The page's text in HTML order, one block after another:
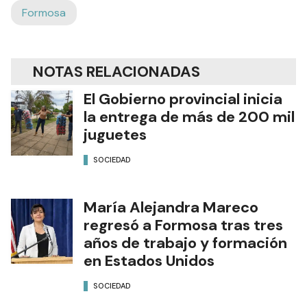
Formosa
NOTAS RELACIONADAS
El Gobierno provincial inicia
la entrega de más de 200 mil
juguetes
SOCIEDAD
María Alejandra Mareco
regresó a Formosa tras tres
años de trabajo y formación
en Estados Unidos
SOCIEDAD